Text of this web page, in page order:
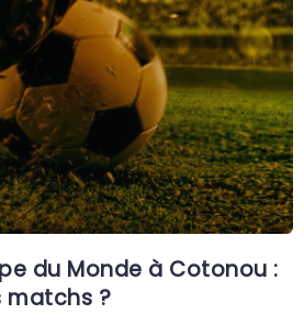
du Monde à Cotonou :
matchs ?